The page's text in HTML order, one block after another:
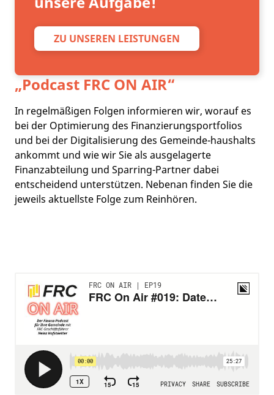
ZU UNSEREN LEISTUNGEN
„Podcast FRC ON AIR“
In regelmäßigen Folgen informieren wir, worauf es
bei der Optimierung des Finanzierungsportfolios
und bei der Digitalisierung des Gemeinde-haushalts
ankommt und wie wir Sie als ausgelagerte
Finanzabteilung und Sparring-Partner dabei
entscheidend unterstützen. Nebenan finden Sie die
jeweils aktuellste Folge zum Reinhören.